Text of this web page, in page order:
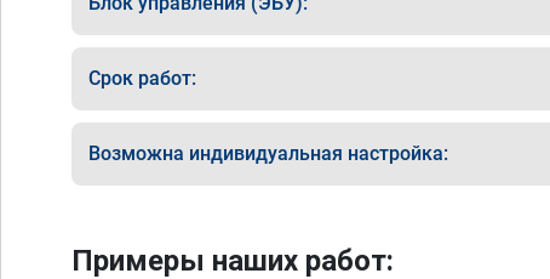
Срок работ:
Возможна индивидуальная настройка:
Примеры наших работ: